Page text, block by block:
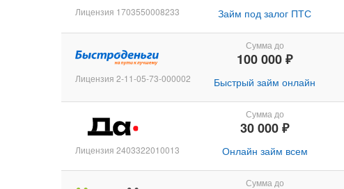
Лицензия 1703550008233 Займ под залог ПТС
Лицензия 2-11-05-73-000002
Сумма до
100 000 ₽
Быстрый займ онлайн
Лицензия 2403322010013
Сумма до
30 000 ₽
Онлайн займ всем
Сумма до